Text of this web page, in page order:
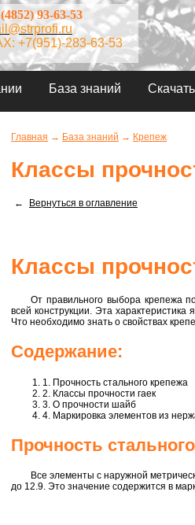
93-63-53
+7(951)-283-63-53
База знаний
Главная → База знаний → Крепеж
Классы
← Вернуться в оглавление
Классы
От правильного выбора крепежа
всей конструкции. Эта
Что необходимо знать о свойствах
Содержание:
1. Прочность стального крепежа
2. Классы прочности гаек
3. О прочности шайб
4. Маркировка элементов из
Прочность
Все элементы с наружной
до 12.9. Это значение содержится в